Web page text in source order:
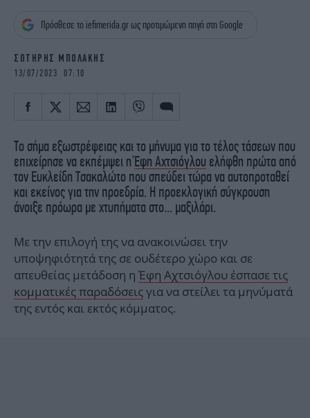
OSCARS
THE OCEAN
Πρόσθεσε το iefimerida.gr ως προτιμώμενη πηγή στη Google
ΣΩΤΗΡΗΣ ΜΠΟΛΑΚΗΣ
13/07/2023 07:10
Το σήμα εξωστρέφειας και το μήνυμα για το τέλος τάσεων που
επιχείρησε να εκπέμψει ηΈφη Αχτσιόγλου ελήφθη πρώτα από
τον Ευκλείδη Τσακαλώτο που σπεύδει τώρα να αυτοπροταθεί
και εκείνος για την προεδρία. Η προεκλογική σύγκρουση
άνοιξε πρόωρα με χτυπήματα στο... μαξιλάρι.
Με την επιλογή της να ανακοινώσει την
υποψηφιότητά της σε ουδέτερο χώρο και σε
απευθείας μετάδοση η Έφη Αχτσιόγλου έσπασε τις
κομματικές παραδόσειςγια να στείλει τα μηνύματά
της εντός και εκτός κόμματος.